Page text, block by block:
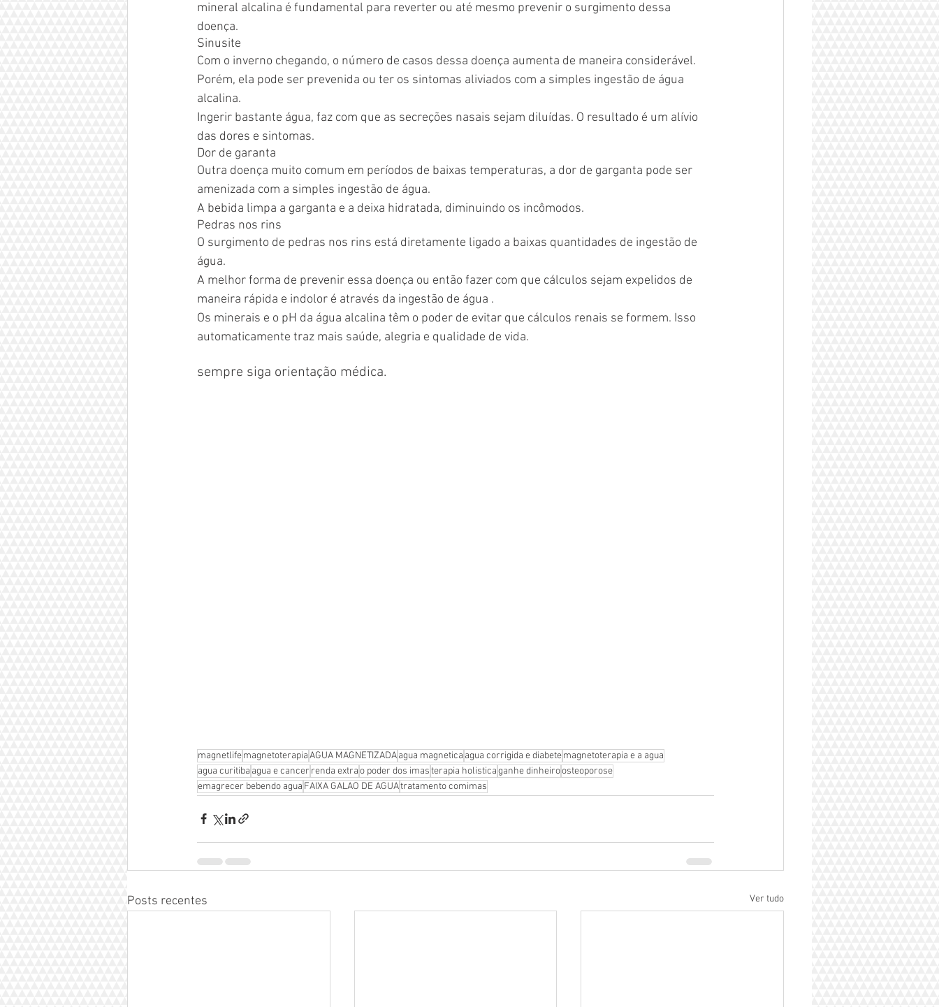
mineral alcalina é fundamental para reverter ou até mesmo prevenir o surgimento dessa
doença.
Sinusite
Com o inverno chegando, o número de casos dessa doença aumenta de maneira considerável.
Porém, ela pode ser prevenida ou ter os sintomas aliviados com a simples ingestão de água
alcalina.
Ingerir bastante água, faz com que as secreções nasais sejam diluídas. O resultado é um alívio
das dores e sintomas.
Dor de garanta
Outra doença muito comum em períodos de baixas temperaturas, a dor de garganta pode ser
amenizada com a simples ingestão de água.
A bebida limpa a garganta e a deixa hidratada, diminuindo os incômodos.
Pedras nos rins
O surgimento de pedras nos rins está diretamente ligado a baixas quantidades de ingestão de
água.
A melhor forma de prevenir essa doença ou então fazer com que cálculos sejam expelidos de
maneira rápida e indolor é através da ingestão de água .
Os minerais e o pH da água alcalina têm o poder de evitar que cálculos renais se formem. Isso
automaticamente traz mais saúde, alegria e qualidade de vida.
sempre siga orientação médica.
magnetlifemagnetoterapiaAGUA MAGNETIZADAagua magnetica agua corrigida e diabetemagnetoterapia e a agua
agua curitiba agua e cancer renda extrao poder dos imasterapia holisticaganhe dinheiroosteoporose
emagrecer bebendo agua FAIXA GALAO DE AGUAtratamento comimas
Posts recentes Ver tudo